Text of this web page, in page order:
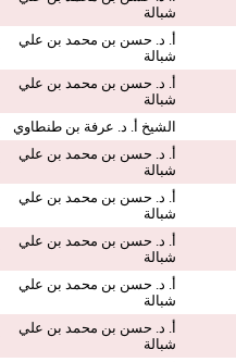
شبالة
أ. د. حسن بن محمد بن علي
شبالة
أ. د. حسن بن محمد بن علي
شبالة
الشيخ أ. د. عرفة بن طنطاوي
أ. د. حسن بن محمد بن علي
شبالة
أ. د. حسن بن محمد بن علي
شبالة
أ. د. حسن بن محمد بن علي
شبالة
أ. د. حسن بن محمد بن علي
شبالة
أ. د. حسن بن محمد بن علي
شبالة